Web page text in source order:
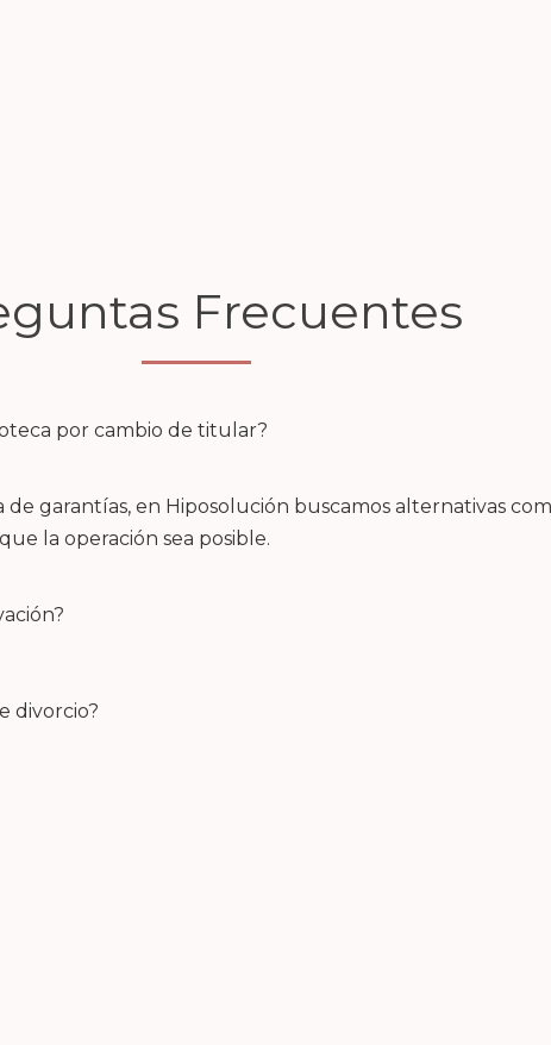
Frecuentes
por cambio de titular?
garantías, en Hiposolución buscamos alternativas
la operación sea posible.
divorcio?